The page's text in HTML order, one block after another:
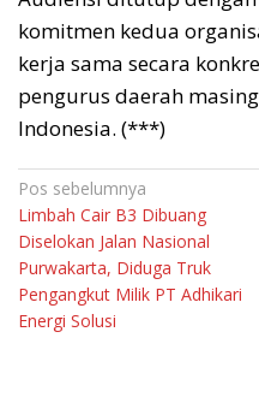
komitmen kedua
kerja sama secara
pengurus daerah
Indonesia. (***)
Navigasi
pos
Pos sebelumnya
Limbah Cair B3 Dibuang
Diselokan Jalan Nasional
Purwakarta, Diduga Truk
Pengangkut Milik PT Adhikari
Energi Solusi